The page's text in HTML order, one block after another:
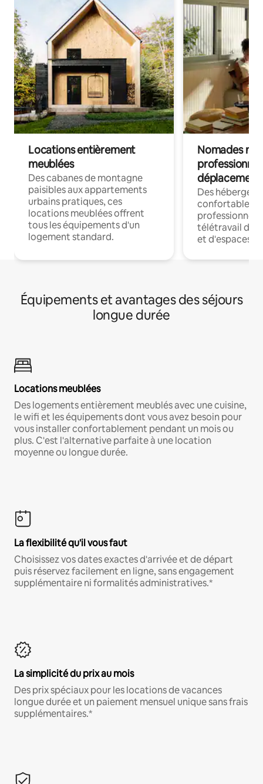
Locations entièrement
meublées
Des cabanes de montagne
paisibles aux appartements
urbains pratiques, ces
locations meublées offrent
tous les équipements d'un
logement standard.
Nomades
déplacement
Des
confortables
professionnels
télétravail
et d'espaces
Équipements et avantages des séjours
longue durée
Locations meublées
Des logements entièrement meublés avec une cuisine,
le wifi et les équipements dont vous avez besoin pour
vous installer confortablement pendant un mois ou
plus. C'est l'alternative parfaite à une location
moyenne ou longue durée.
La flexibilité qu'il vous faut
Choisissez vos dates exactes d'arrivée et de départ
puis réservez facilement en ligne, sans engagement
supplémentaire ni formalités administratives.*
La simplicité du prix au mois
Des prix spéciaux pour les locations de vacances
longue durée et un paiement mensuel unique sans frais
supplémentaires.*